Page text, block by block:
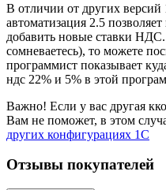
В отличии от других
автоматизация 2.5
добавить новые ставки
сомневаетесь), то можете
программист показывает
ндс 22% и 5% в этой
Важно! Если у вас другая
Вам не поможет, в этом
других конфигурациях 1С
Отзывы покупателей